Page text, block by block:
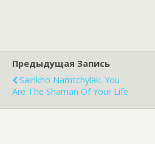
Предыдущая Запись
Sainkho Namtchylak. You
Are The Shaman Of Your Life